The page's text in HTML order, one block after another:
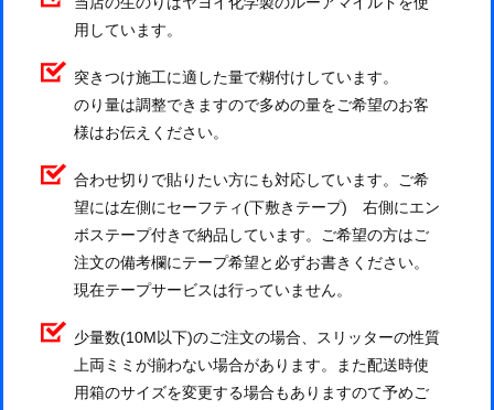
用しています。
突きつけ施工に適した量で糊付けしています。
のり量は調整できますので多めの量をご希望のお客
様はお伝えください。
合わせ切りで貼りたい方にも対応しています。ご希
望には左側にセーフティ(下敷きテープ) 右側にエン
ボステープ付きで納品しています。ご希望の方はご
注文の備考欄にテープ希望と必ずお書きください。
現在テープサービスは行っていません。
少量数(10M以下)のご注文の場合、スリッターの性質
上両ミミが揃わない場合があります。また配送時使
用箱のサイズを変更する場合もありますのて予めご